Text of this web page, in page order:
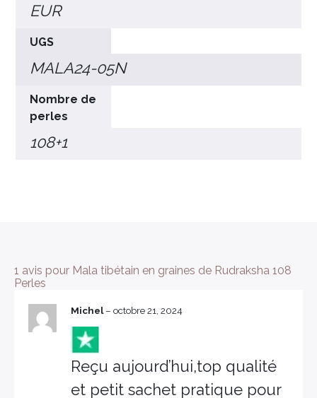
EUR
UGS
MALA24-05N
Nombre de
perles
108+1
1 avis pour Mala tibétain en graines de Rudraksha 108
Perles
Michel– octobre 21, 2024
Reçu aujourd’hui,top qualité
et petit sachet pratique pour